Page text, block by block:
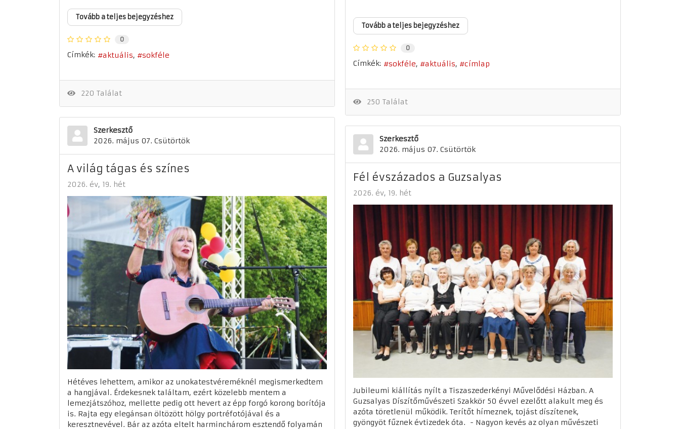
Tovább a teljes bejegyzéshez
0
Címkék: sokféle aktuális címlap
250 Találat
Tovább a teljes bejegyzéshez
0
Címkék: aktuális sokféle
220 Találat
Szerkesztő
2026. május 07. Csütörtök
A világ tágas és színes
2026. év 19. hét
Hétéves lehettem, amikor az unokatestvéreméknél megismerkedtem
a hangjával. Érdekesnek találtam, ezért közelebb mentem a
lemezjátszóhoz, mellette pedig ott hevert az épp forgó korong borítója
is. Rajta egy elegánsan öltözött hölgy portréfotójával és a
keresztnevével. Bár az azóta eltelt harminchárom esztendő folyamán
Szerkesztő
2026. május 07. Csütörtök
Fél évszázados a Guzsalyas
2026. év 19. hét
Jubileumi kiállítás nyílt a Tiszaszederkényi Művelődési Házban. A
Guzsalyas Díszítőművészeti Szakkör 50 évvel ezelőtt alakult meg és
azóta töretlenül működik. Terítőt hímeznek, tojást díszítenek,
gyöngyöt fűznek évtizedek óta. - Nagyon kevés az olyan művészeti